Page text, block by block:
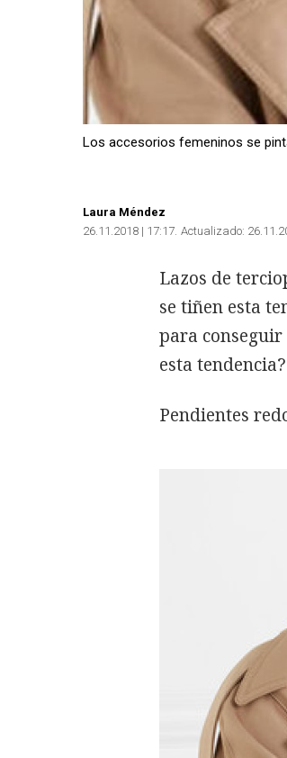
Los accesorios femeninos se
Laura Méndez
26.11.2018 | 17:17 Actualizado:
Lazos de
se tiñen esta
para
esta
Pendientes